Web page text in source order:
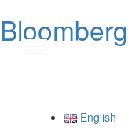
Bloomberg
άρθρων
English